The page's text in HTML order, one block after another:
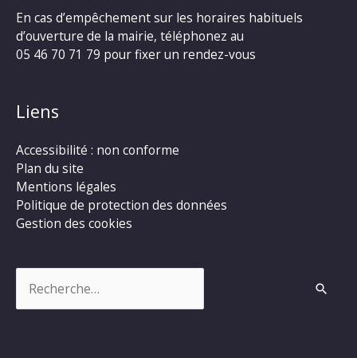
En cas d’empêchement sur les horaires habituels
d’ouverture de la mairie, téléphonez au
05 46 70 71 79 pour fixer un rendez-vous
Liens
Accessibilité : non conforme
Plan du site
Mentions légales
Politique de protection des données
Gestion des cookies